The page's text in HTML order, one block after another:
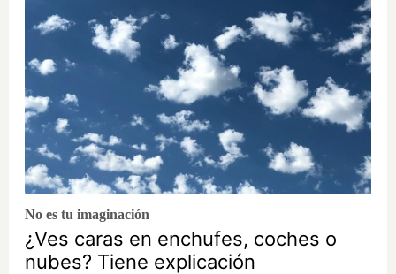
No es tu imaginación
¿Ves caras en enchufes, coches o
nubes? Tiene explicación